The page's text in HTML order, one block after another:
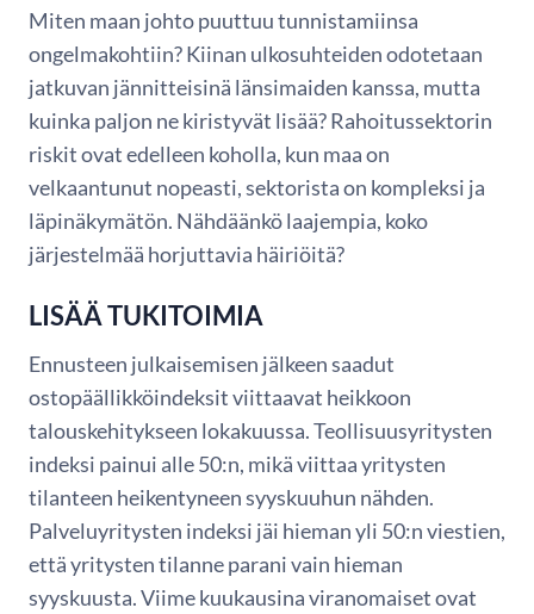
Miten maan johto puuttuu tunnistamiinsa
ongelmakohtiin? Kiinan ulkosuhteiden odotetaan
jatkuvan jännitteisinä länsimaiden kanssa, mutta
kuinka paljon ne kiristyvät lisää? Rahoitussektorin
riskit ovat edelleen koholla, kun maa on
velkaantunut nopeasti, sektorista on kompleksi ja
läpinäkymätön. Nähdäänkö laajempia, koko
järjestelmää horjuttavia häiriöitä?
LISÄÄ TUKITOIMIA
Ennusteen julkaisemisen jälkeen saadut
ostopäällikköindeksit viittaavat heikkoon
talouskehitykseen lokakuussa. Teollisuusyritysten
indeksi painui alle 50:n, mikä viittaa yritysten
tilanteen heikentyneen syyskuuhun nähden.
Palveluyritysten indeksi jäi hieman yli 50:n viestien,
että yritysten tilanne parani vain hieman
syyskuusta. Viime kuukausina viranomaiset ovat